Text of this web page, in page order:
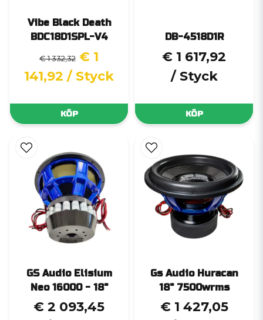
Vibe Black Death
BDC18D1SPL-V4
€ 1 332,32 € 1
141,92 / Styck
KÖP
DB-4518D1R
€ 1 617,92
/ Styck
KÖP
GS Audio Elisium
Neo 16000 - 18"
€ 2 093,45
Gs Audio Huracan
18" 7500wrms
€ 1 427,05